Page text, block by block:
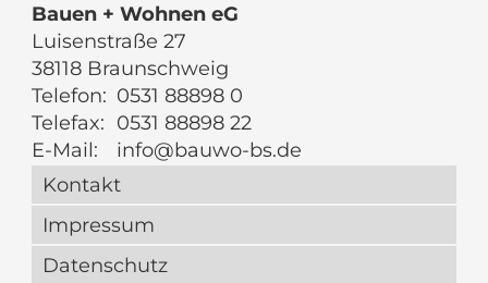
Bauen + Wohnen eG
Luisenstraße 27
38118 Braunschweig
Telefon: 0531 88898 0
Telefax: 0531 88898 22
E-Mail:
info@bauwo-bs.de
Kontakt
Impressum
Datenschutz